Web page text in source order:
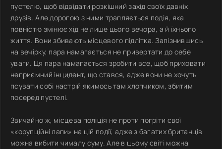
пустелю, щоб відвідати розкішний захід своїх давніх
друзів. Але дорогою з ними трапляється подія, яка
повністю змінює хід не лише цього вечора, а й їхнього
життя. Вони збивають місцевого підлітка. Запізнившись
на вечірку, пара намагається не привертати до себе
уваги. Ця пара намагається зробити все, щоб приховати
неприємний інцидент, що стався, адже вони не хочуть
псувати собі настрій якимось там хлопчиком, збитим
посеред пустелі.
Звичайно ж, місцева поліція не проти погріти свої
«корупційні лапи» на цій події, адже з багатих британців
можна вибити чималу суму. Але в цьому світі можна